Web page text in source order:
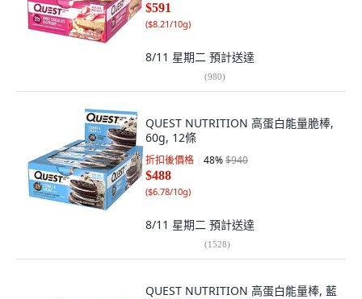
$591
($8.21/10g)
8/11 星期二 預計送達
(980)
QUEST NUTRITION 高蛋白能量脆棒,
60g, 12條
折扣後價格 48%$940
$488
($6.78/10g)
8/11 星期二 預計送達
(1528)
QUEST NUTRITION 高蛋白能量棒, 藍